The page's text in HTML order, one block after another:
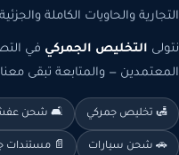
التجارية والحاويات الكاملة
نتولى التخليص الجمركي في
المعتمدين — والمتابعة تبقى
🛃 تخليص جمركي 🛋️ شحن عفش
🚗 شحن سيارات 📄 مستندات